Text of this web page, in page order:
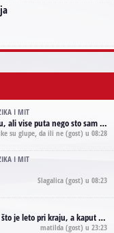
I MIT
stranama interneta. Te stoga zakljucujem da je Tom Waits Lady Gaga muzike namrstenih, ma
su glupe, da ili ne (gost) u 08:28
I MIT
Slagalica (gost) u 08:23
podseća na pirotski ćilim je iz tradicije Navaho indijanaca ;)
matilda (gost) u 23:23